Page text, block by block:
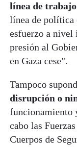
línea de
línea de política
esfuerzo a nivel
presión al
en Gaza cese".
Tampoco
disrupción o
funcionamiento
cabo las
Cuerpos de